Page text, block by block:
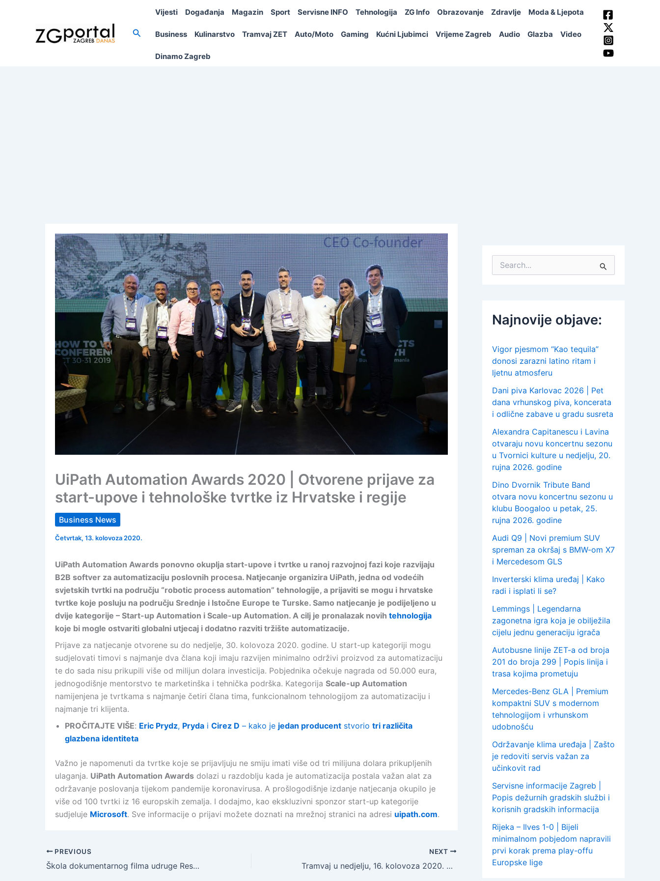
Search
Vijesti Događanja Magazin Sport Servisne INFO Tehnologija ZG Info Obrazovanje Zdravlje Moda & Ljepota
Business Kulinarstvo Tramvaj ZET Auto/Moto Gaming Kućni Ljubimci Vrijeme Zagreb Audio Glazba Video
Dinamo Zagreb
UiPath Automation Awards 2020 | Otvorene prijave za
start-upove i tehnološke tvrtke iz Hrvatske i regije
Business News
Četvrtak, 13. kolovoza 2020.
UiPath Automation Awards ponovno okuplja start-upove i tvrtke u ranoj razvojnoj fazi koje razvijaju
B2B softver za automatizaciju poslovnih procesa. Natjecanje organizira UiPath, jedna od vodećih
svjetskih tvrtki na području “robotic process automation” tehnologije, a prijaviti se mogu i hrvatske
tvrtke koje posluju na području Srednje i Istočne Europe te Turske. Samo natjecanje je podijeljeno u
dvije kategorije – Start-up Automation i Scale-up Automation. A cilj je pronalazak novih tehnologija
koje bi mogle ostvariti globalni utjecaj i dodatno razviti tržište automatizacije.
Prijave za natjecanje otvorene su do nedjelje, 30. kolovoza 2020. godine. U start-up kategoriji mogu
sudjelovati timovi s najmanje dva člana koji imaju razvijen minimalno održivi proizvod za automatizaciju
te do sada nisu prikupili više od milijun dolara investicija. Pobjednika očekuje nagrada od 50.000 eura,
jednogodišnje mentorstvo te marketinška i tehnička podrška. Kategorija Scale-up Automation
namijenjena je tvrtkama s najmanje četiri člana tima, funkcionalnom tehnologijom za automatizaciju i
najmanje tri klijenta.
PROČITAJTE VIŠE: Eric Prydz, Pryda i Cirez D – kako je jedan producent stvorio tri različita
glazbena identiteta
Važno je napomenuti da tvrtke koje se prijavljuju ne smiju imati više od tri milijuna dolara prikupljenih
ulaganja. UiPath Automation Awards dolazi u razdoblju kada je automatizacija postala važan alat za
održavanje poslovanja tijekom pandemije koronavirusa. A prošlogodišnje izdanje natjecanja okupilo je
više od 100 tvrtki iz 16 europskih zemalja. I dodajmo, kao ekskluzivni sponzor start-up kategorije
sudjeluje Microsoft. Sve informacije o prijavi možete doznati na mrežnoj stranici na adresi uipath.com.
PREVIOUS
Škola dokumentarnog filma udruge Restart obučava novu generaciju budućih dokumentarista od listopada 2020. do veljače 2021. godine
NEXT
Tramvaj u nedjelju, 16. kolovoza 2020. godine, neće voziti Novim Zagrebom, a linije 4, 9 i 13 zbog radova u Draškovićevoj ulici voze obilazno!
:
Najnovije objave:
Vigor pjesmom “Kao tequila”
donosi zarazni latino ritam i
ljetnu atmosferu
Dani piva Karlovac 2026 | Pet
dana vrhunskog piva, koncerata
i odlične zabave u gradu susreta
Alexandra Capitanescu i Lavina
otvaraju novu koncertnu sezonu
u Tvornici kulture u nedjelju, 20.
rujna 2026. godine
Dino Dvornik Tribute Band
otvara novu koncertnu sezonu u
klubu Boogaloo u petak, 25.
rujna 2026. godine
Audi Q9 | Novi premium SUV
spreman za okršaj s BMW-om X7
i Mercedesom GLS
Inverterski klima uređaj | Kako
radi i isplati li se?
Lemmings | Legendarna
zagonetna igra koja je obilježila
cijelu jednu generaciju igrača
Autobusne linije ZET-a od broja
201 do broja 299 | Popis linija i
trasa kojima prometuju
Mercedes-Benz GLA | Premium
kompaktni SUV s modernom
tehnologijom i vrhunskom
udobnošću
Održavanje klima uređaja | Zašto
je redoviti servis važan za
učinkovit rad
Servisne informacije Zagreb |
Popis dežurnih gradskih službi i
korisnih gradskih informacija
Rijeka – Ilves 1-0 | Bijeli
minimalnom pobjedom napravili
prvi korak prema play-offu
Europske lige